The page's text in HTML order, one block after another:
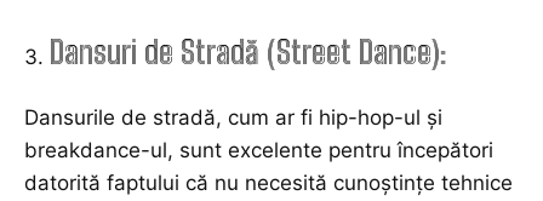
Dansuri de Stradă (Street Dance):
Dansurile de stradă, cum ar fi hip-hop-ul și
breakdance-ul, sunt excelente pentru începători
datorită faptului că nu necesită cunoștințe tehnice